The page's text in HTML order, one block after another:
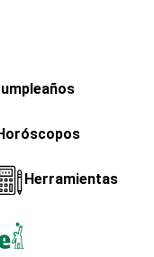
Herramientas